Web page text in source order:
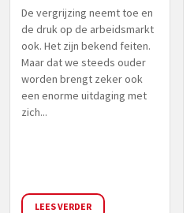
De vergrijzing neemt toe en
de druk op de arbeidsmarkt
ook. Het zijn bekend feiten.
Maar dat we steeds ouder
worden brengt zeker ook
een enorme uitdaging met
zich...
LEES VERDER